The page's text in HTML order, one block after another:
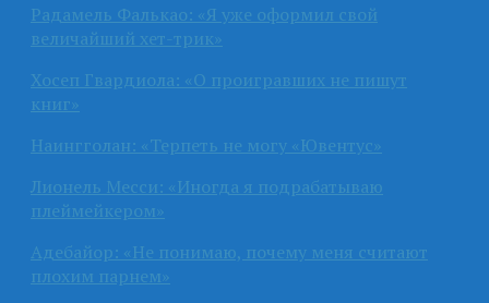
Радамель Фалькао: «Я уже оформил свой
величайший хет-трик»
Хосеп Гвардиола: «О проигравших не пишут
книг»
Наингголан: «Терпеть не могу «Ювентус»
Лионель Месси: «Иногда я подрабатываю
плеймейкером»
Адебайор: «Не понимаю, почему меня считают
плохим парнем»